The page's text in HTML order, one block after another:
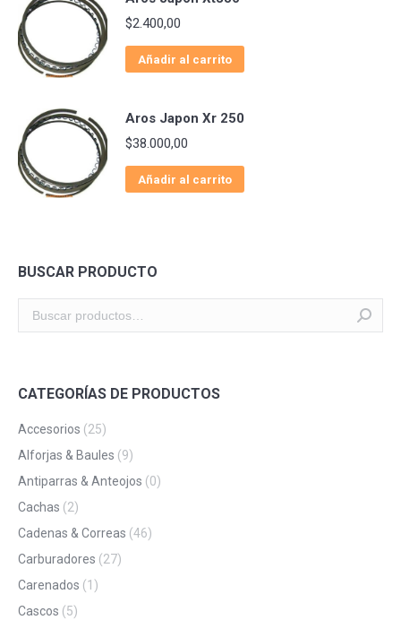
$2.400,00
Añadir al carrito
Aros Japon Xr 250
$38.000,00
Añadir al carrito
BUSCAR PRODUCTO
CATEGORÍAS DE PRODUCTOS
Accesorios (25)
Alforjas & Baules (9)
Antiparras & Anteojos (0)
Cachas (2)
Cadenas & Correas (46)
Carburadores (27)
Carenados (1)
Cascos (5)